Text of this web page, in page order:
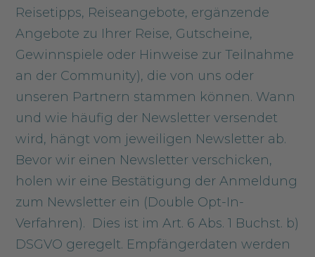
Reisetipps, Reiseangebote, ergänzende
Angebote zu Ihrer Reise, Gutscheine,
Gewinnspiele oder Hinweise zur Teilnahme
an der Community), die von uns oder
unseren Partnern stammen können. Wann
und wie häufig der Newsletter versendet
wird, hängt vom jeweiligen Newsletter ab.
Bevor wir einen Newsletter verschicken,
holen wir eine Bestätigung der Anmeldung
zum Newsletter ein (Double Opt-In-
Verfahren). Dies ist im Art. 6 Abs. 1 Buchst. b)
DSGVO geregelt. Empfängerdaten werden